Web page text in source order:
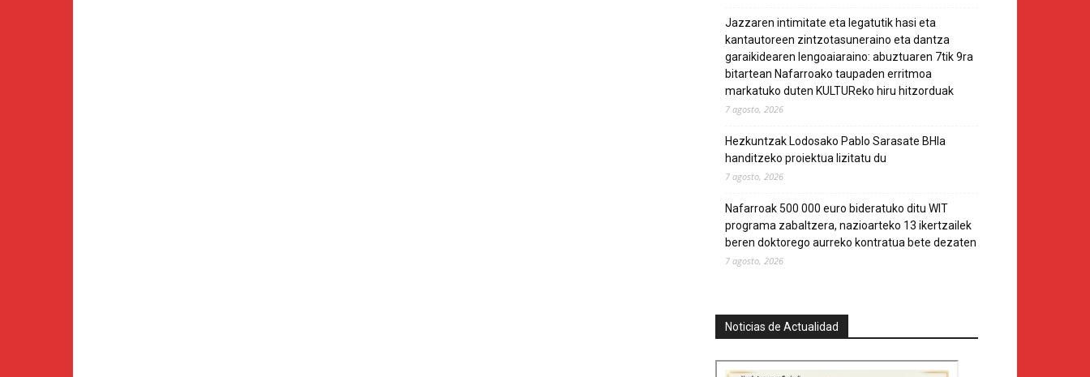
Jazzaren intimitate eta legatutik hasi eta
kantautoreen zintzotasuneraino eta dantza
garaikidearen lengoaiaraino: abuztuaren 7tik 9ra
bitartean Nafarroako taupaden erritmoa
markatuko duten KULTUReko hiru hitzorduak
7 agosto, 2026
Hezkuntzak Lodosako Pablo Sarasate BHIa
handitzeko proiektua lizitatu du
7 agosto, 2026
Nafarroak 500 000 euro bideratuko ditu WIT
programa zabaltzera, nazioarteko 13 ikertzailek
beren doktorego aurreko kontratua bete dezaten
7 agosto, 2026
Noticias de Actualidad